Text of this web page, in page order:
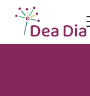
Door naar de hoofd
Skip to header left
Skip to header right
Skip to site footer
Dea Dia Delft
Netwerk